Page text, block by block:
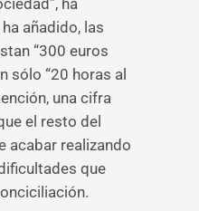
ha
añadido, las
“300 euros
sólo “20 horas al
una cifra
el resto del
acabar realizando
que